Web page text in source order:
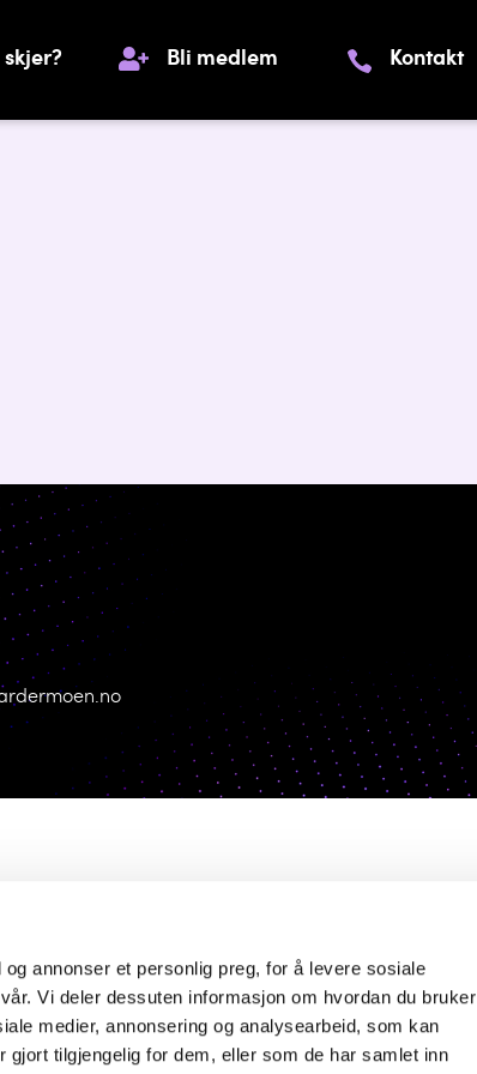
annonser et personlig preg, for å levere sosiale
Vi deler dessuten informasjon om hvordan du bruker
medier, annonsering og analysearbeid, som kan
gjort tilgjengelig for dem, eller som de har samlet inn
skjer? Bli medlem Kontakt